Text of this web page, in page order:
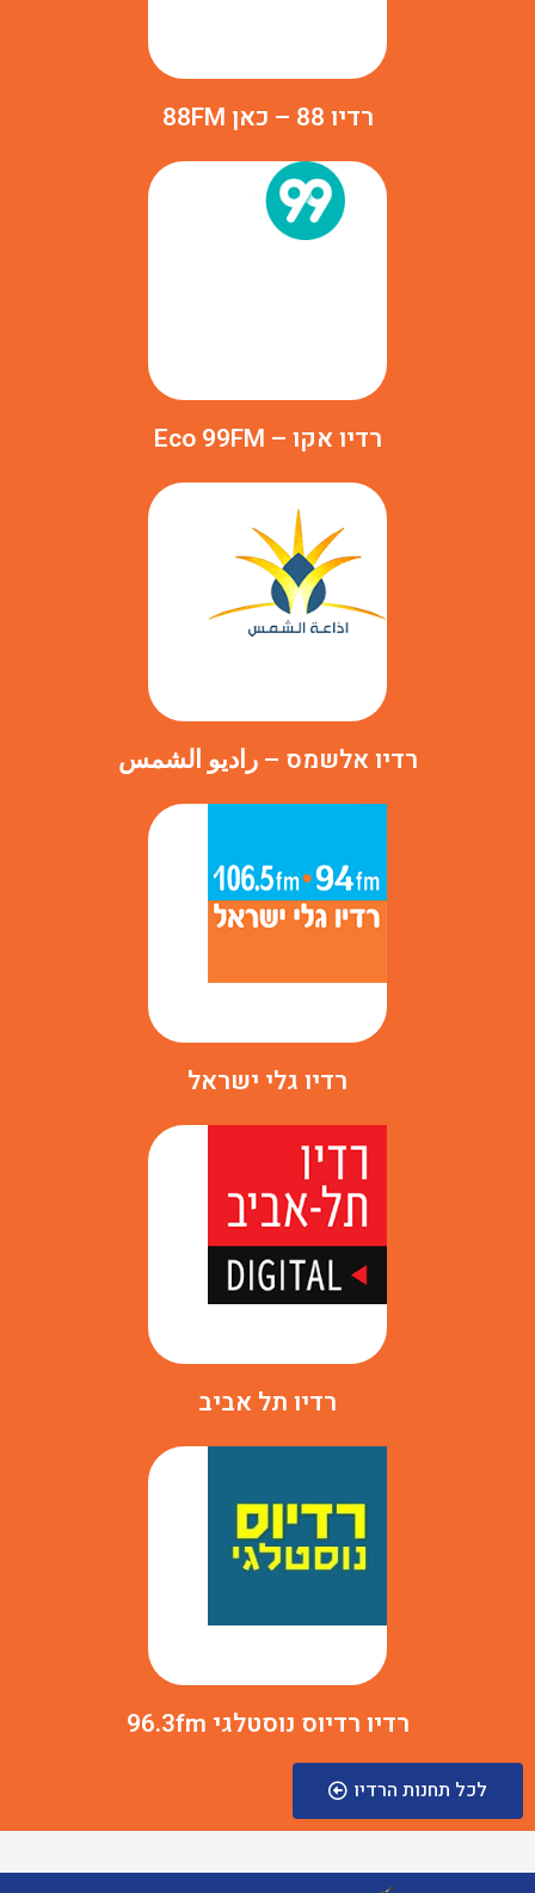
רדיו 88 – כאן 88FM
רדיו אקו – Eco 99FM
רדיו אלשמס – راديو الشمس
רדיו גלי ישראל
רדיו תל אביב
רדיו רדיוס נוסטלגי 96.3fm
לכל תחנות הרדיו